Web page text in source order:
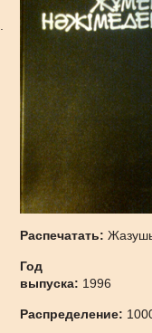
Распечатать:
Год
выпуска: 1996
Распределение: